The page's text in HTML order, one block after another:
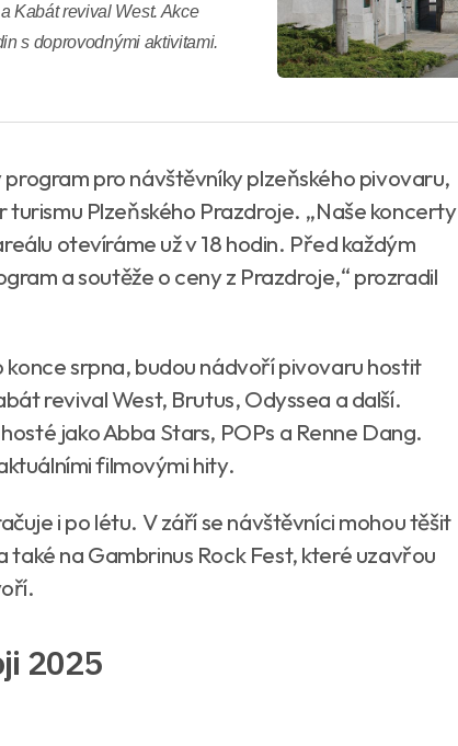
Kabát revival West. Akce
s doprovodnými aktivitami.
pro návštěvníky plzeňského pivovaru,
Plzeňského Prazdroje. „Naše koncerty
otevíráme už v 18 hodin. Před každým
a soutěže o ceny z Prazdroje,“ prozradil
srpna, budou nádvoří pivovaru hostit
revival West, Brutus, Odyssea a další.
jako Abba Stars, POPs a Renne Dang.
filmovými hity.
i po létu. V září se návštěvníci mohou těšit
také na Gambrinus Rock Fest, které uzavřou
2025